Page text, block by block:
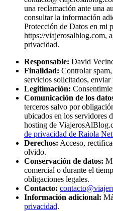
una reclamación ante una
consultar la información
Protección de Datos en mi
https://viajerosalblog.com,
privacidad.
Responsable: David
Finalidad: Controlar
servicios solicitados,
Legitimación:
Comunicación de los
terceros salvo por
ubicados en los servidores
hosting de
de privacidad de Raiola
Derechos: Acceso,
olvido.
Conservación de datos:
comercial o durante el
obligaciones legales.
Contacto:
Información adicional:
privacidad.